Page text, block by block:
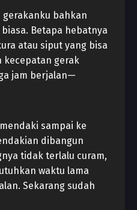
gerakanku bahkan
Betapa hebatnya
atau siput yang bisa
kecepatan gerak
jam berjalan—
sampai ke
dibangun
tidak terlalu curam,
waktu lama
Sekarang sudah